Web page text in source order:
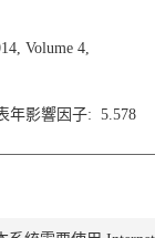
Volume 4,
年影響因子: 5.578